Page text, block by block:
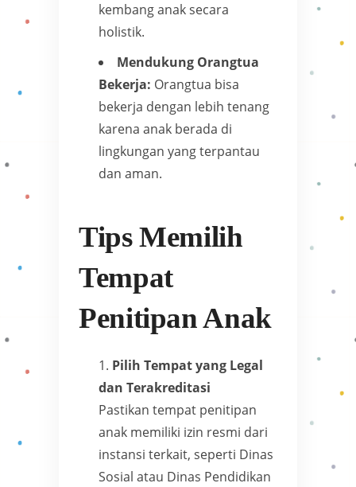
kembang anak secara
holistik.
Mendukung Orangtua
Bekerja: Orangtua bisa
bekerja dengan lebih tenang
karena anak berada di
lingkungan yang terpantau
dan aman.
Tips Memilih
Tempat
Penitipan Anak
Pilih Tempat yang Legal
dan Terakreditasi
Pastikan tempat penitipan
anak memiliki izin resmi dari
instansi terkait, seperti Dinas
Sosial atau Dinas Pendidikan